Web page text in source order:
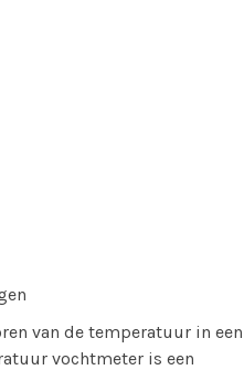
van de temperatuur in een
vochtmeter is een